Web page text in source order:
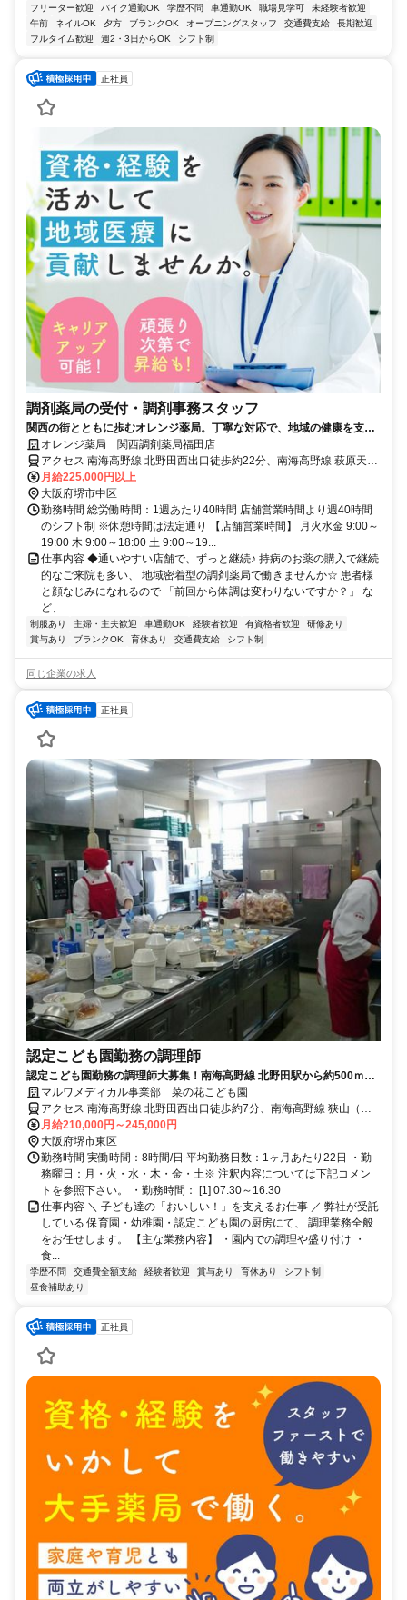
フリーター歓迎
バイク通勤OK 学歴不問 車通勤OK 職場見学可
未経験者歓迎
午前
ネイルOK 夕方 ブランクOK オープニングスタッフ 交通費支給
長期歓迎
フルタイム歓迎
週2・3日からOK シフト制
正社員
調剤薬局の受付・調剤事務スタッフ
関西の街とともに歩むオレンジ薬局。丁寧な対応で、地域の健康を支え
ています。経験者歓迎！車通勤OK◎
オレンジ薬局 関西調剤薬局福田店
アクセス 南海高野線 北野田西出口徒歩約22分、南海高野線 萩原天神
徒歩約32分、南海高野線 狭山（大阪府）西出口徒歩約34分 南海バス
「福田中」下車すぐ マイカー通勤OK！
月給225,000円以上
大阪府堺市中区
勤務時間 総労働時間：1週あたり40時間 店舗営業時間より週40時間
のシフト制 ※休憩時間は法定通り 【店舗営業時間】 月火水金 9:00～
19:00 木 9:00～18:00 土 9:00～19...
仕事内容 ◆通いやすい店舗で、ずっと継続♪ 持病のお薬の購入で継続
的なご来院も多い、 地域密着型の調剤薬局で働きませんか☆ 患者様
と顔なじみになれるので 「前回から体調は変わりないですか？」 な
ど、...
制服あり 主婦・主夫歓迎 車通勤OK 経験者歓迎 有資格者歓迎
研修あり
賞与あり
ブランクOK 育休あり 交通費支給 シフト制
同じ企業の求人
正社員
認定こども園勤務の調理師
認定こども園勤務の調理師大募集！南海高野線 北野田駅から約500ｍ！
調理師免許をお持ちで保育園での経験がある方の募集となります。
マルワメディカル事業部 菜の花こども園
アクセス 南海高野線 北野田西出口徒歩約7分、南海高野線 狭山（大
阪府）西出口徒歩約20分
月給210,000円～245,000円
大阪府堺市東区
勤務時間 実働時間：8時間/日 平均勤務日数：1ヶ月あたり22日 ・勤
務曜日：月・火・水・木・金・土※ 注釈内容については下記コメン
トを参照下さい。 ・勤務時間： [1] 07:30～16:30
仕事内容 ＼ 子ども達の「おいしい！」を支えるお仕事 ／ 弊社が受託
している 保育園・幼稚園・認定こども園の厨房にて、 調理業務全般
をお任せします。 【主な業務内容】 ・園内での調理や盛り付け ・
食...
学歴不問 交通費全額支給 経験者歓迎 賞与あり 育休あり
シフト制
昼食補助あり
正社員